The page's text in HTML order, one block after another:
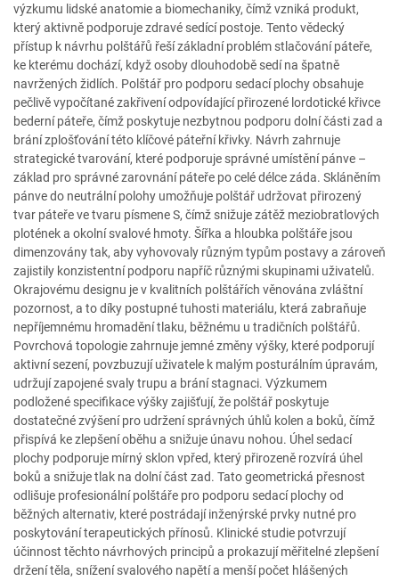
výzkumu lidské anatomie a biomechaniky, čímž vzniká produkt,
který aktivně podporuje zdravé sedící postoje. Tento vědecký
přístup k návrhu polštářů řeší základní problém stlačování páteře,
ke kterému dochází, když osoby dlouhodobě sedí na špatně
navržených židlích. Polštář pro podporu sedací plochy obsahuje
pečlivě vypočítané zakřivení odpovídající přirozené lordotické křivce
bederní páteře, čímž poskytuje nezbytnou podporu dolní části zad a
brání zplošťování této klíčové páteřní křivky. Návrh zahrnuje
strategické tvarování, které podporuje správné umístění pánve –
základ pro správné zarovnání páteře po celé délce záda. Skláněním
pánve do neutrální polohy umožňuje polštář udržovat přirozený
tvar páteře ve tvaru písmene S, čímž snižuje zátěž meziobratlových
plotének a okolní svalové hmoty. Šířka a hloubka polštáře jsou
dimenzovány tak, aby vyhovovaly různým typům postavy a zároveň
zajistily konzistentní podporu napříč různými skupinami uživatelů.
Okrajovému designu je v kvalitních polštářích věnována zvláštní
pozornost, a to díky postupné tuhosti materiálu, která zabraňuje
nepříjemnému hromadění tlaku, běžnému u tradičních polštářů.
Povrchová topologie zahrnuje jemné změny výšky, které podporují
aktivní sezení, povzbuzují uživatele k malým posturálním úpravám,
udržují zapojené svaly trupu a brání stagnaci. Výzkumem
podložené specifikace výšky zajišťují, že polštář poskytuje
dostatečné zvýšení pro udržení správných úhlů kolen a boků, čímž
přispívá ke zlepšení oběhu a snižuje únavu nohou. Úhel sedací
plochy podporuje mírný sklon vpřed, který přirozeně rozvírá úhel
boků a snižuje tlak na dolní část zad. Tato geometrická přesnost
odlišuje profesionální polštáře pro podporu sedací plochy od
běžných alternativ, které postrádají inženýrské prvky nutné pro
poskytování terapeutických přínosů. Klinické studie potvrzují
účinnost těchto návrhových principů a prokazují měřitelné zlepšení
držení těla, snížení svalového napětí a menší počet hlášených